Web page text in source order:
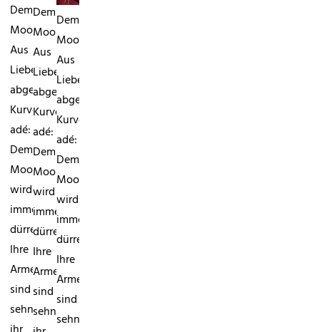
Demi
Moore:
Aus
Liebeskummer
abgemagert?
Kurven
adé:
Demi
Moore
wird
immer
dürrer!
Ihre
Arme
sind
sehnig,
Demi
Moore:
Aus
Liebeskummer
abgemagert?
Kurven
adé:
Demi
Moore
wird
immer
dürrer!
Ihre
Arme
sind
sehnig,
Demi
Moore:
Aus
Liebeskummer
abgemagert?
Kurven
adé:
Demi
Moore
wird
immer
dürrer!
Ihre
Arme
sind
sehnig,